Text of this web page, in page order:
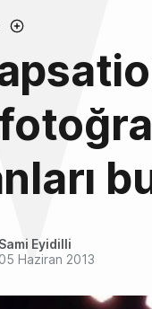
Sami Eyidilli
05 Haziran 2013